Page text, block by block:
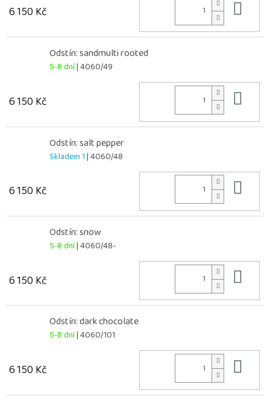
6 150 Kč
Odstín: sandmulti rooted
5-8 dní| 4060/49
6 150 Kč
Odstín: salt pepper
Skladem 1| 4060/48
6 150 Kč
Odstín: snow
5-8 dní| 4060/48-
6 150 Kč
Odstín: dark chocolate
5-8 dní| 4060/101
6 150 Kč